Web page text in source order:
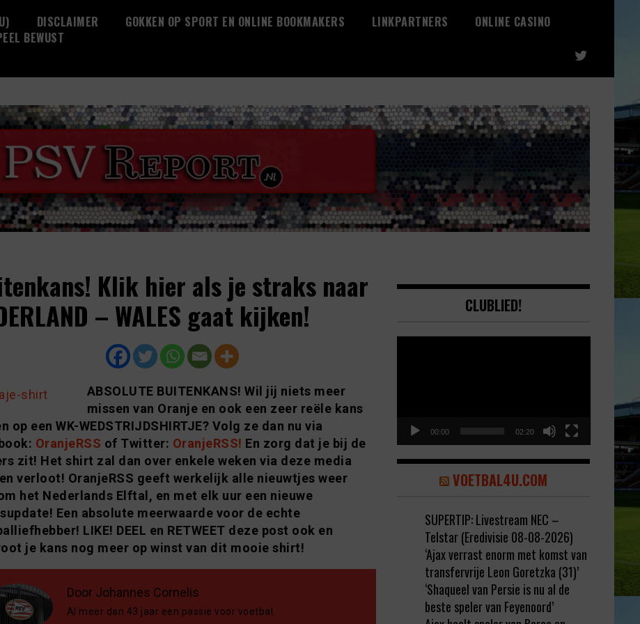
DISCLAIMER GOKKEN OP SPORT EN ONLINE BOOKMAKERS LINKPARTNERS
ONLINE CASINO
BEWUST
Klik hier als je straks naar
– WALES gaat kijken!
ABSOLUTE BUITENKANS! Wil jij niets meer
missen van Oranje en ook een zeer reële kans
op een WK-WEDSTRIJDSHIRTJE? Volg ze dan nu via
OranjeRSS of Twitter: OranjeRSS! En zorg dat je bij de
zit! Het shirt zal dan over enkele weken via deze media
verloot! OranjeRSS geeft werkelijk alle nieuwtjes weer
het Nederlands Elftal, en met elk uur een nieuwe
Een absolute meerwaarde voor de echte
LIKE! DEEL en RETWEET deze post ook en
je kans nog meer op winst van dit mooie shirt!
Door Johannes Cornelis
Al meer dan 43 jaar een passie voor voetbal.
CLUBLIED!
00:00 02:20
VOETBAL4U.COM
SUPERTIP: Livestream NEC –
Telstar (Eredivisie 08-08-2026)
‘Ajax verrast enorm met komst van
transfervrije Leon Goretzka (31)’
‘Shaqueel van Persie is nu al de
beste speler van Feyenoord’